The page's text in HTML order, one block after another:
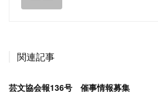
関連記事
芸文協会報136号 催事情報募集